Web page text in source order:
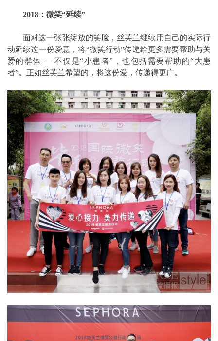
2018：微笑“延续”
面对这一张张绽放的笑脸，丝芙兰继续用自己的实际行
动延续这一份爱意，将“微笑行动”传递给更多需要帮助与关
爱的群体 — 不仅是“小患者”，也包括需要帮助的“大患
者”。正如丝芙兰希望的，将这份爱，传递得更广。